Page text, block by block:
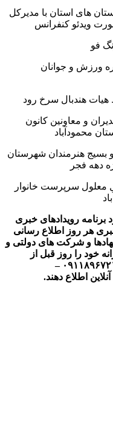
های استان با مدیرکل
ویدئو کنفرانس
فو
ورزش و جوانان
هندبال سرخ رود
و معاونین کانون
محمودآباد
هنرمندان شهرستان
دهه فجر
معلول سرپرست خانوار
برنامه رویدادهای خبری
هر روز اطلاع رسانی
و شرکت های دولتی و
خود را روز قبل از
طریق شماره تلفن ۰۹۱۱۳۲۵۳۹۲۶ – ۰۹۱۱۸۹۶۷۲۱۸ –